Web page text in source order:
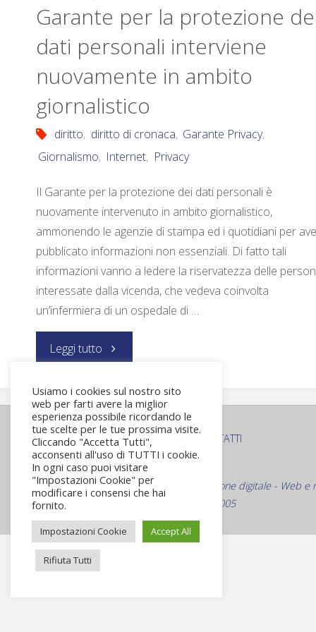
Garante per la protezione
dati personali interviene
nuovamente in ambito
giornalistico
diritto, diritto di cronaca, Garante Privacy,
Giornalismo, Internet, Privacy
Il Garante per la protezione dei dati personali è
nuovamente intervenuto in ambito giornalistico,
ammonendo le agenzie di stampa ed i quotidiani per
pubblicato informazioni non essenziali. Di fatto tali
informazioni vanno a ledere la riservatezza delle
interessate dalla vicenda, che vedeva coinvolta
un’infermiera di un ospedale di …
Leggi tutto
PRIVACY POLICY | COOKIE POLICY CONTATTI
© Roma Virtuale S.r.L.
Web Agency Specializzata nella comunicazione digitale - Web e
Via Bevagna 21 - Roma C.F./P.Iva 09916491005
Usiamo i cookies sul nostro sito
web per farti avere la miglior
esperienza possibile ricordando le
tue scelte per le tue prossima visite.
Cliccando "Accetta Tutti",
acconsenti all'uso di TUTTI i cookie.
In ogni caso puoi visitare
"Impostazioni Cookie" per
modificare i consensi che hai
fornito.
Impostazioni Cookie Accept All
Rifiuta Tutti